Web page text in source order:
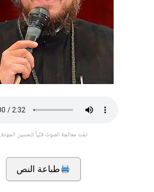
تمّت معالجة الصوت فنّياً لتحسين الجودة.
طباعة النص